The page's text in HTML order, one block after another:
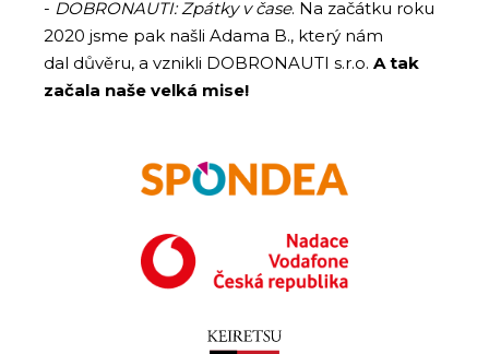
- DOBRONAUTI: Zpátky v čase. Na začátku roku
2020 jsme pak našli Adama B., který nám
dal důvěru, a vznikli DOBRONAUTI s.r.o. A tak
začala naše velká mise!